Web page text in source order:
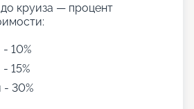
круиза — процент
10%
15%
- 30%